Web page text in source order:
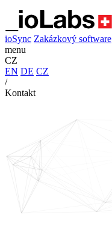
ioSync Zakázkový software
menu
CZ
EN DE CZ
/
Kontakt